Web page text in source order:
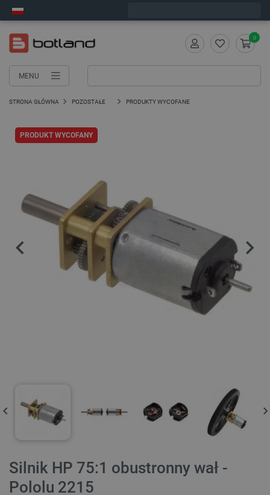
MENU
0
STRONA GŁÓWNA POZOSTAŁE PRODUKTY WYCOFANE
PRODUKT WYCOFANY
Silnik HP 75:1 obustronny wał -
Pololu 2215